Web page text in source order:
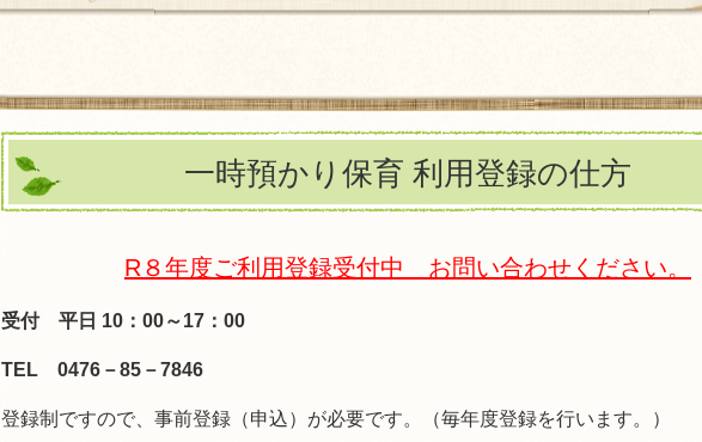
一時預かり保育 利用登録の仕方
R８年度ご利用登録受付中 お問い合わせください。
受付 平日 10：00～17：00
TEL 0476－85－7846
登録制ですので、事前登録（申込）が必要です。（毎年度登録を行います。）